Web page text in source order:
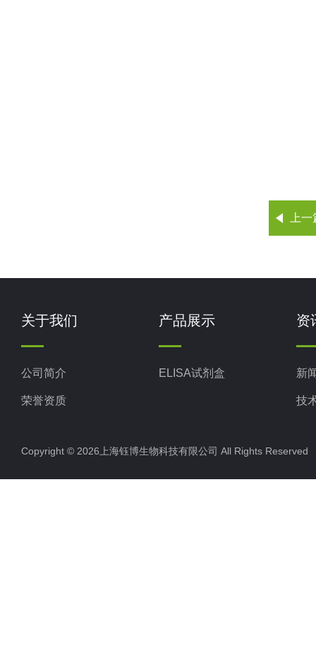
上
关于我们
公司简介
荣誉资质
产品展示
ELISA试剂盒
资
新
技
Copyright © 2026上海钰博生物科技有限公司 All Rights